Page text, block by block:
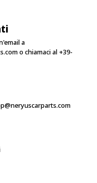
a
o chiamaci al +39-